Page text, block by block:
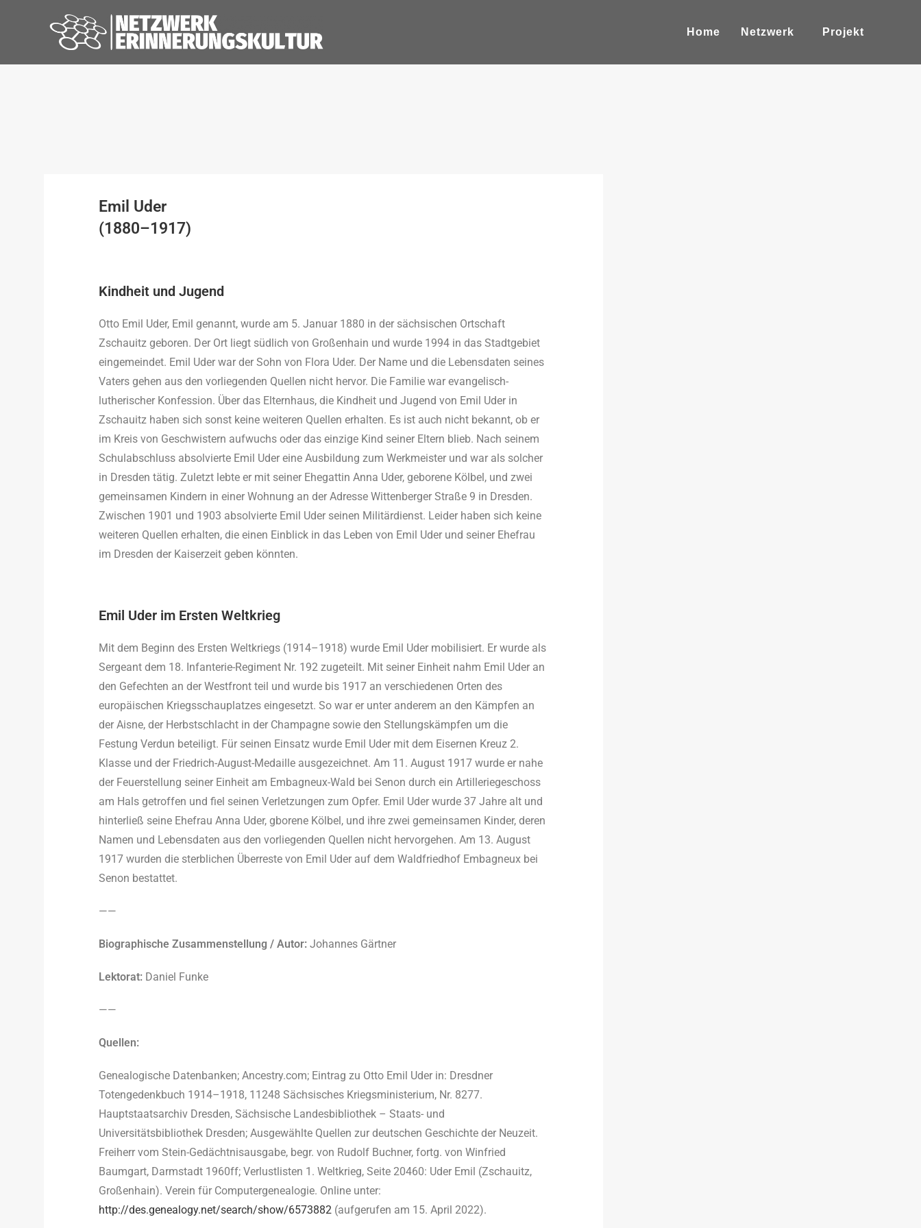
Home Netzwerk Projekt
Emil Uder
(1880–1917)
Kindheit und Jugend
Otto Emil Uder, Emil genannt, wurde am 5. Januar 1880 in der sächsischen Ortschaft
Zschauitz geboren. Der Ort liegt südlich von Großenhain und wurde 1994 in das Stadtgebiet
eingemeindet. Emil Uder war der Sohn von Flora Uder. Der Name und die Lebensdaten seines
Vaters gehen aus den vorliegenden Quellen nicht hervor. Die Familie war evangelisch-
lutherischer Konfession. Über das Elternhaus, die Kindheit und Jugend von Emil Uder in
Zschauitz haben sich sonst keine weiteren Quellen erhalten. Es ist auch nicht bekannt, ob er
im Kreis von Geschwistern aufwuchs oder das einzige Kind seiner Eltern blieb. Nach seinem
Schulabschluss absolvierte Emil Uder eine Ausbildung zum Werkmeister und war als solcher
in Dresden tätig. Zuletzt lebte er mit seiner Ehegattin Anna Uder, geborene Kölbel, und zwei
gemeinsamen Kindern in einer Wohnung an der Adresse Wittenberger Straße 9 in Dresden.
Zwischen 1901 und 1903 absolvierte Emil Uder seinen Militärdienst. Leider haben sich keine
weiteren Quellen erhalten, die einen Einblick in das Leben von Emil Uder und seiner Ehefrau
im Dresden der Kaiserzeit geben könnten.
Emil Uder im Ersten Weltkrieg
Mit dem Beginn des Ersten Weltkriegs (1914–1918) wurde Emil Uder mobilisiert. Er wurde als
Sergeant dem 18. Infanterie-Regiment Nr. 192 zugeteilt. Mit seiner Einheit nahm Emil Uder an
den Gefechten an der Westfront teil und wurde bis 1917 an verschiedenen Orten des
europäischen Kriegsschauplatzes eingesetzt. So war er unter anderem an den Kämpfen an
der Aisne, der Herbstschlacht in der Champagne sowie den Stellungskämpfen um die
Festung Verdun beteiligt. Für seinen Einsatz wurde Emil Uder mit dem Eisernen Kreuz 2.
Klasse und der Friedrich-August-Medaille ausgezeichnet. Am 11. August 1917 wurde er nahe
der Feuerstellung seiner Einheit am Embagneux-Wald bei Senon durch ein Artilleriegeschoss
am Hals getroffen und fiel seinen Verletzungen zum Opfer. Emil Uder wurde 37 Jahre alt und
hinterließ seine Ehefrau Anna Uder, gborene Kölbel, und ihre zwei gemeinsamen Kinder, deren
Namen und Lebensdaten aus den vorliegenden Quellen nicht hervorgehen. Am 13. August
1917 wurden die sterblichen Überreste von Emil Uder auf dem Waldfriedhof Embagneux bei
Senon bestattet.
——
Biographische Zusammenstellung / Autor: Johannes Gärtner
Lektorat: Daniel Funke
——
Quellen:
Genealogische Datenbanken; Ancestry.com; Eintrag zu Otto Emil Uder in: Dresdner
Totengedenkbuch 1914–1918, 11248 Sächsisches Kriegsministerium, Nr. 8277.
Hauptstaatsarchiv Dresden, Sächsische Landesbibliothek – Staats- und
Universitätsbibliothek Dresden; Ausgewählte Quellen zur deutschen Geschichte der Neuzeit.
Freiherr vom Stein-Gedächtnisausgabe, begr. von Rudolf Buchner, fortg. von Winfried
Baumgart, Darmstadt 1960ff; Verlustlisten 1. Weltkrieg, Seite 20460: Uder Emil (Zschauitz,
Großenhain). Verein für Computergenealogie. Online unter:
http://des.genealogy.net/search/show/6573882 (aufgerufen am 15. April 2022).